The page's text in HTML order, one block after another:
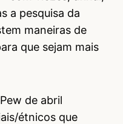
a pesquisa da
maneiras de
que sejam mais
de abril
étnicos que